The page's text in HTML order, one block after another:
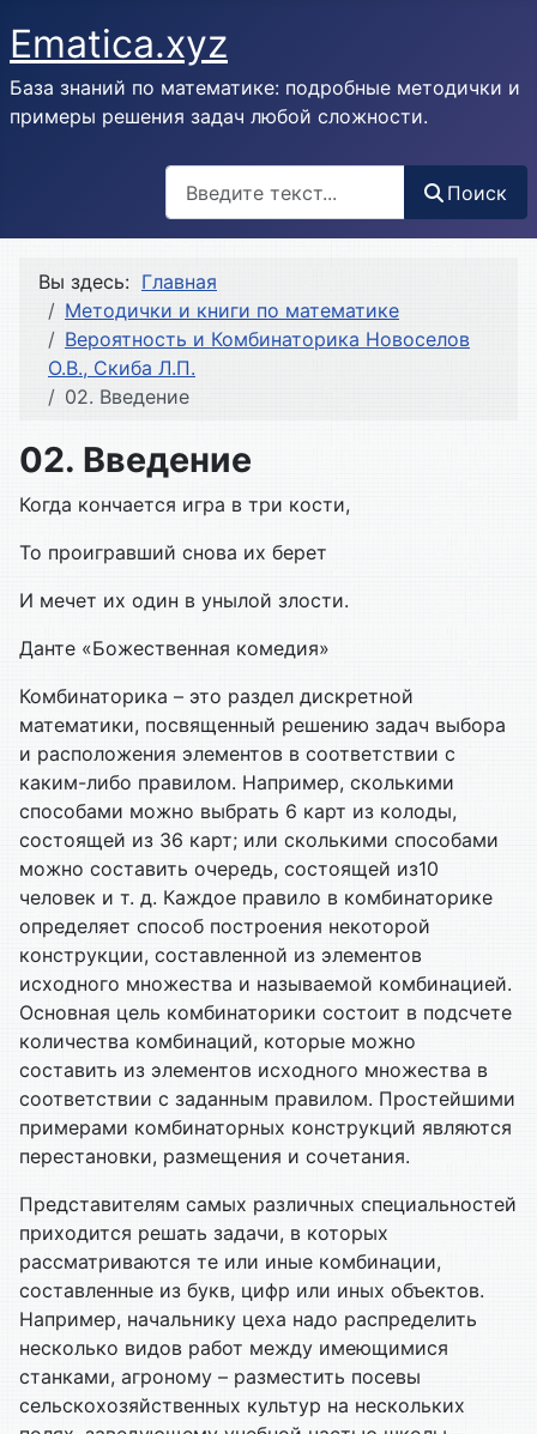
Ematica.xyz
База знаний по математике: подробные методички и
примеры решения задач любой сложности.
Поиск
Вы здесь: Главная
Методички и книги по математике
Вероятность и Комбинаторика Новоселов
О.В., Скиба Л.П.
02. Введение
02. Введение
Когда кончается игра в три кости,
То проигравший снова их берет
И мечет их один в унылой злости.
Данте «Божественная комедия»
Комбинаторика – это раздел дискретной
математики, посвященный решению задач выбора
и расположения элементов в соответствии с
каким-либо правилом. Например, сколькими
способами можно выбрать 6 карт из колоды,
состоящей из 36 карт; или сколькими способами
можно составить очередь, состоящей из10
человек и т. д. Каждое правило в комбинаторике
определяет способ построения некоторой
конструкции, составленной из элементов
исходного множества и называемой комбинацией.
Основная цель комбинаторики состоит в подсчете
количества комбинаций, которые можно
составить из элементов исходного множества в
соответствии с заданным правилом. Простейшими
примерами комбинаторных конструкций являются
перестановки, размещения и сочетания.
Представителям самых различных специальностей
приходится решать задачи, в которых
рассматриваются те или иные комбинации,
составленные из букв, цифр или иных объектов.
Например, начальнику цеха надо распределить
несколько видов работ между имеющимися
станками, агроному – разместить посевы
сельскохозяйственных культур на нескольких